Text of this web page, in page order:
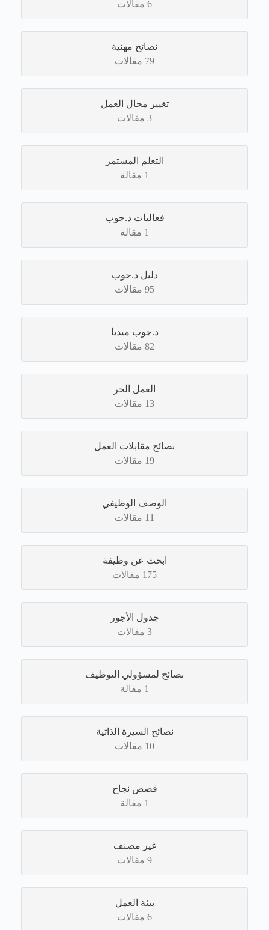
6 مقالات
نصائح مهنية
79 مقالات
تغيير مجال العمل
3 مقالات
التعلم المستمر
1 مقالة
فعاليات د.جوب
1 مقالة
دليل د.جوب
95 مقالات
د.جوب ميديا
82 مقالات
العمل الحر
13 مقالات
نصائح مقابلات العمل
19 مقالات
الوصف الوظيفي
11 مقالات
ابحث عن وظيفة
175 مقالات
جدول الأجور
3 مقالات
نصائح لمسؤولي التوظيف
1 مقالة
نصائح السيرة الذاتية
10 مقالات
قصص نجاح
1 مقالة
غير مصنف
9 مقالات
بيئة العمل
6 مقالات